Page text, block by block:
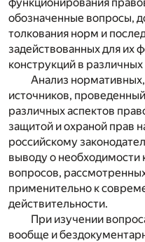
обозначенные вопросы,
толкования норм и
задействованных для их
конструкций в
Анализ
источников,
различных аспектов
защитой и охраной прав
российскому
выводу о необходимости
вопросов,
применительно к
действительности.
При изучении
вообще и